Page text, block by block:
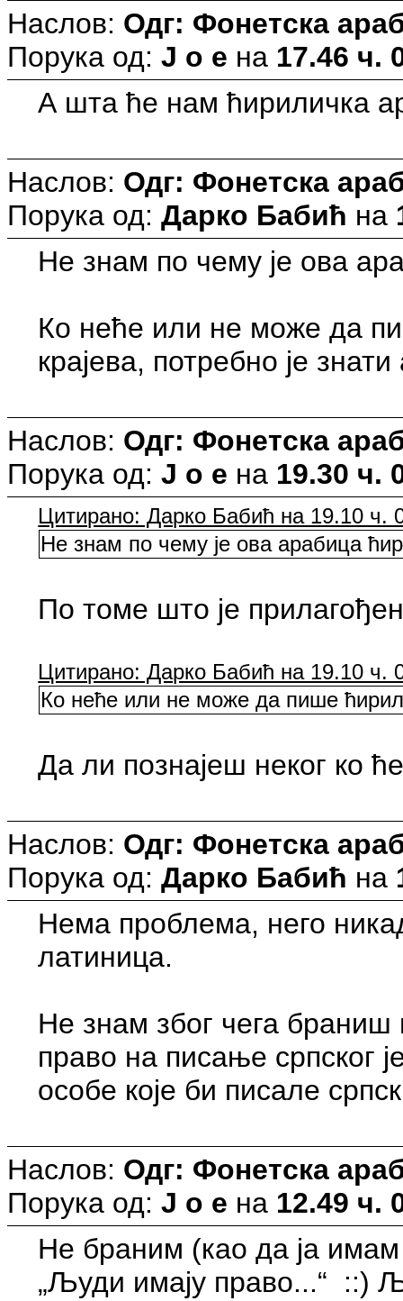
Наслов: Одг: Фонетска
Порука од: J o e на 17.46 ч.
А шта ће нам ћириличка
Наслов: Одг: Фонетска
Порука од: Дарко Бабић на
Не знам по чему је ова
Ко неће или не може да
крајева, потребно је
Наслов: Одг: Фонетска
Порука од: J o e на 19.30 ч.
Цитирано: Дарко Бабић на 19.10 ч.
Не знам по чему је ова арабица
По томе што је
Цитирано: Дарко Бабић на 19.10 ч.
Ко неће или не може да пише
Да ли познајеш неког ко
Наслов: Одг: Фонетска
Порука од: Дарко Бабић на
Нема проблема, него
латиница.
Не знам због чега
право на писање српског
особе које би писале
Наслов: Одг: Фонетска
Порука од: J o e на 12.49 ч.
Не браним (као да ја
„Људи имају право...“ ::)